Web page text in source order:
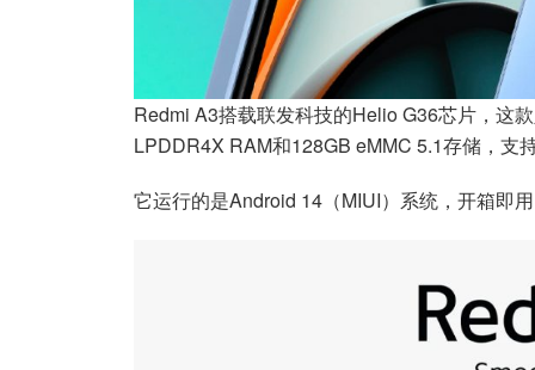
Redmi A3搭载联发科技的Helio G36芯片，这
LPDDR4X RAM和128GB eMMC 5.1存储，支
它运行的是Android 14（MIUI）系统，开箱即